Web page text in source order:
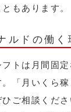
もあります。
ルドの働く
トは月間固
「月いくら
ご相談くだ